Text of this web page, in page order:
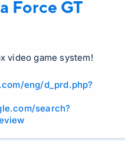
Force GT
video game system!
eng/d_prd.php?
search?